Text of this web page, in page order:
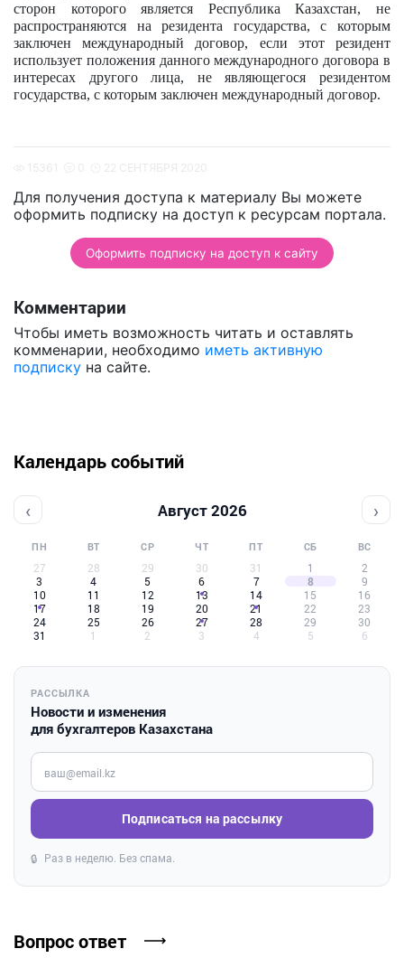
сторон которого является Республика Казахстан, не
распространяются на резидента государства, с которым
заключен международный договор, если этот резидент
использует положения данного международного договора в
интересах другого лица, не являющегося резидентом
государства, с которым заключен международный договор.
Для получения доступа к материалу Вы можете
оформить подписку на доступ к ресурсам портала.
Оформить подписку на доступ к сайту
Комментарии
Чтобы иметь возможность читать и оставлять
комменарии, необходимо иметь активную
подписку на сайте.
Календарь событий
‹ Август 2026 ›
ПН ВТ СР ЧТ ПТ СБ ВС
27 28 29 30 31 1
2
3
4 5 6 7 8
9
10
11 12 13 14 15
16
17
18 19 20 21 22
23
24
25 26 27 28 29
30
31
1 2 3 4 5 6
РАССЫЛКА
Новости и изменения
для бухгалтеров Казахстана
Введите ваш e-mail
Подписаться на рассылку
🔒 Раз в неделю. Без спама.
Вопрос ответ